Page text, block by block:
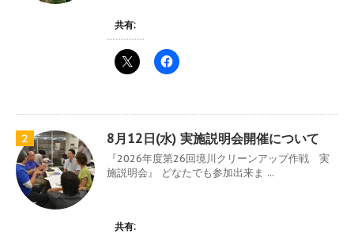
共有:
2 8月12日(水) 実施説明会開催について
『2026年度第26回境川クリーンアップ作戦 実
施説明会』 どなたでも参加出来ま ...
共有: